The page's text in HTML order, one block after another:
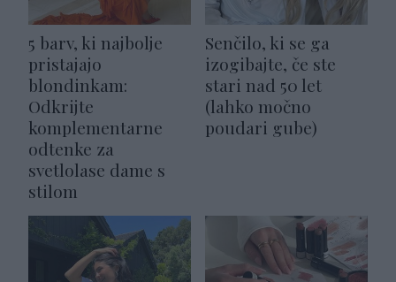
5 barv, ki najbolje
pristajajo
blondinkam:
Odkrijte
komplementarne
odtenke za
svetlolase dame s
stilom
Senčilo, ki se ga
izogibajte, če ste
stari nad 50 let
(lahko močno
poudari gube)